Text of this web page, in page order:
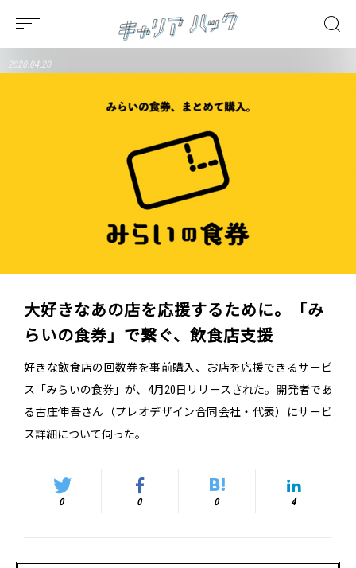
2020.04.20
大好きなあの店を応援するために。「み
らいの食券」で繋ぐ、飲食店支援
好きな飲食店の回数券を事前購入、お店を応援できるサービ
ス「みらいの食券」が、4月20日リリースされた。開発者であ
る古庄伸吾さん（プレオデザイン合同会社・代表）にサービ
ス詳細について伺った。
0 0 0 4